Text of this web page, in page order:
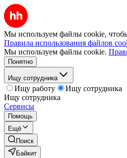
Мы используем файлы cookie, чтобы
Правила использования файлов
Мы используем файлы cookie.
Понятно
Ищу сотрудника
Ищу работу
Ищу сотрудника
Ищу сотрудника
Сервисы
Помощь
Ещё
Поиск
Байкит